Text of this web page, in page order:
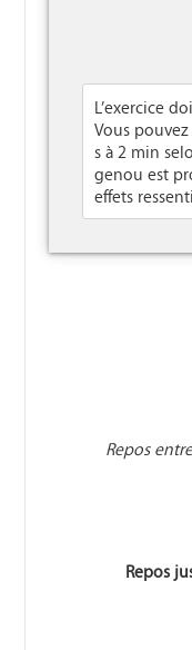
L’exercice
Vous
s à 2 min
genou est
effets
Repos
Repos